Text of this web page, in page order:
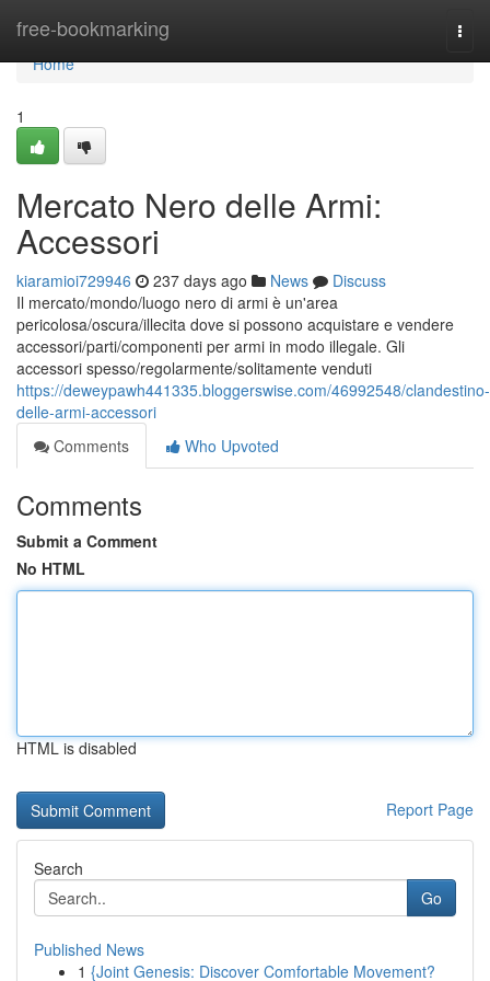
free-bookmarking
Home
Home
1
Mercato Nero delle Armi:
Accessori
kiaramioi729946 237 days ago News
Discuss
Il mercato/mondo/luogo nero di armi è un'area
pericolosa/oscura/illecita dove si possono acquistare e vendere
accessori/parti/componenti per armi in modo illegale. Gli
accessori spesso/regolarmente/solitamente venduti
https://deweypawh441335.bloggerswise.com/46992548/clandestino-
delle-armi-accessori
Comments
Who Upvoted
Comments
Submit a Comment
No HTML
HTML is disabled
Report Page
Search
Go
Published News
1 {Joint Genesis: Discover Comfortable Movement?